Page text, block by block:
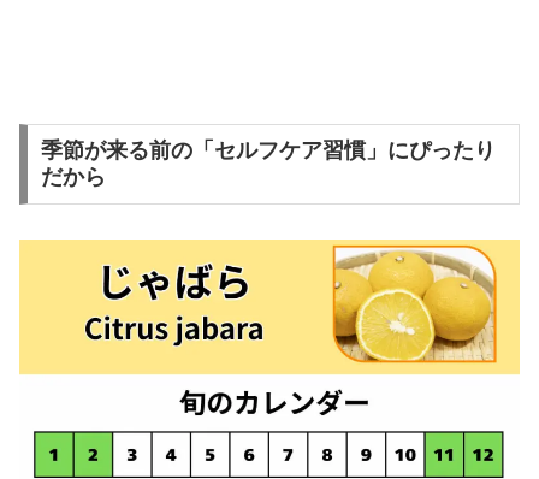
季節が来る前の「セルフケア習慣」にぴったり
だから